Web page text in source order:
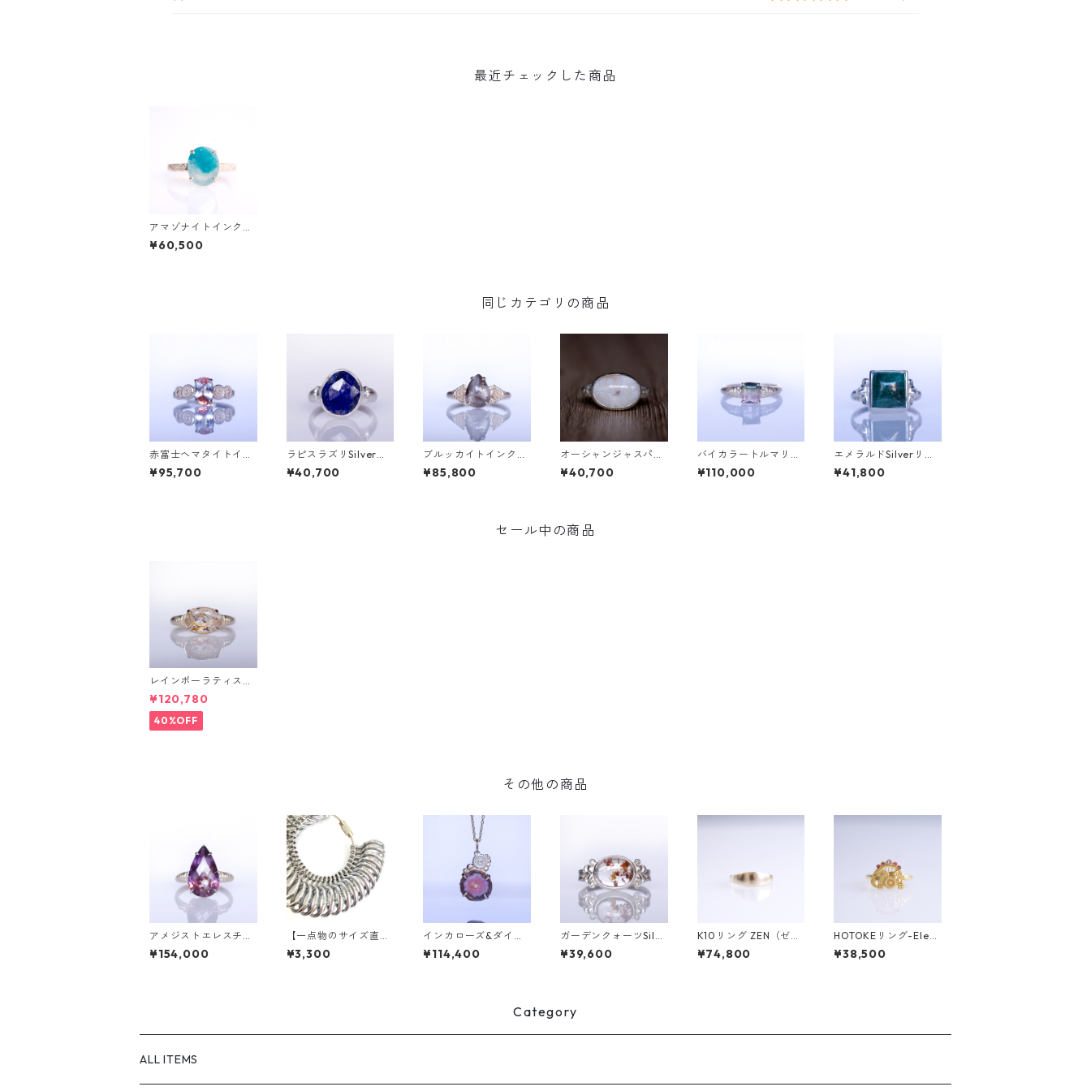
最近チェックした商品
アマゾナイトインクォ
ーツ K10リング GRAD
INA(ｸﾞﾗﾃﾞｨﾅ)
¥60,500
同じカテゴリの商品
赤富士ヘマタイトイン
クォーツK10リング D
AHMA(ダーマ)[D052]
¥95,700
ラピスラズリSilverリ
ング PAO(パオ）[P00
2]
¥40,700
ブルッカイトインクォ
ーツK10リング MALW
A (マルワ)[M244]
¥85,800
オーシャンジャスパー
Silverリング EPA(エ
パ）[E001]
¥40,700
バイカラートルマリン
＆ダイヤK10リング FA
TA(ファタ）[F016]
¥110,000
エメラルドSilverリン
グ SALGA(サルガ）[S
005]
¥41,800
セール中の商品
レインボーラティスサ
ンストーン＆ダイヤK1
0リング FATA(ファ
タ）[F019]
¥120,780
40%OFF
その他の商品
アメジストエレスチャ
ル＆ダイヤK10リング
FATA(ファタ）[F017]
¥154,000
【一点物のサイズ直し
依頼】
¥3,300
インカローズ&ダイヤ
K10ネックレス ONK
(オンク) [O003]
¥114,400
ガーデンクォーツSilve
rリング LINDEN(リン
デン）[L008]
¥39,600
K10リング ZEN（ゼ
ン）
¥74,800
HOTOKEリング-Elep
hant（象）-
¥38,500
Category
ALL ITEMS